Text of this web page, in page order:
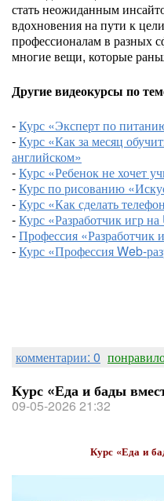
стать неожиданным
вдохновения на пути к
профессионалам в разных
многие вещи, которые
Другие видеокурсы по
-Курс «Эксперт по
-Курс «Как за месяц
английском»
-Курс «Ребенок не хочет
-Курс по рисованию
-Курс «Как сделать
-Курс «Разработчик игр
-Профессия
-Курс «Профессия Web-
комментарии: 0
Курс «Еда и бады
09-05-2026 21:32
Курс «Еда и